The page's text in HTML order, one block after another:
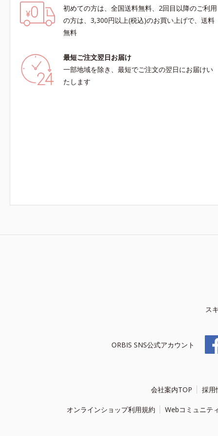
初めての方は、全国送料無料、2回目以降のご利用
の方は、3,300円以上(税込)のお買い上げで、送料
無料
最短ご注文翌日お届け
一部地域を除き、最短でご注文の翌日にお届けい
たします
ス
ORBIS SNS公式アカウント
会社案内TOP 採用
オンラインショップ利用規約 Webコミュニテ